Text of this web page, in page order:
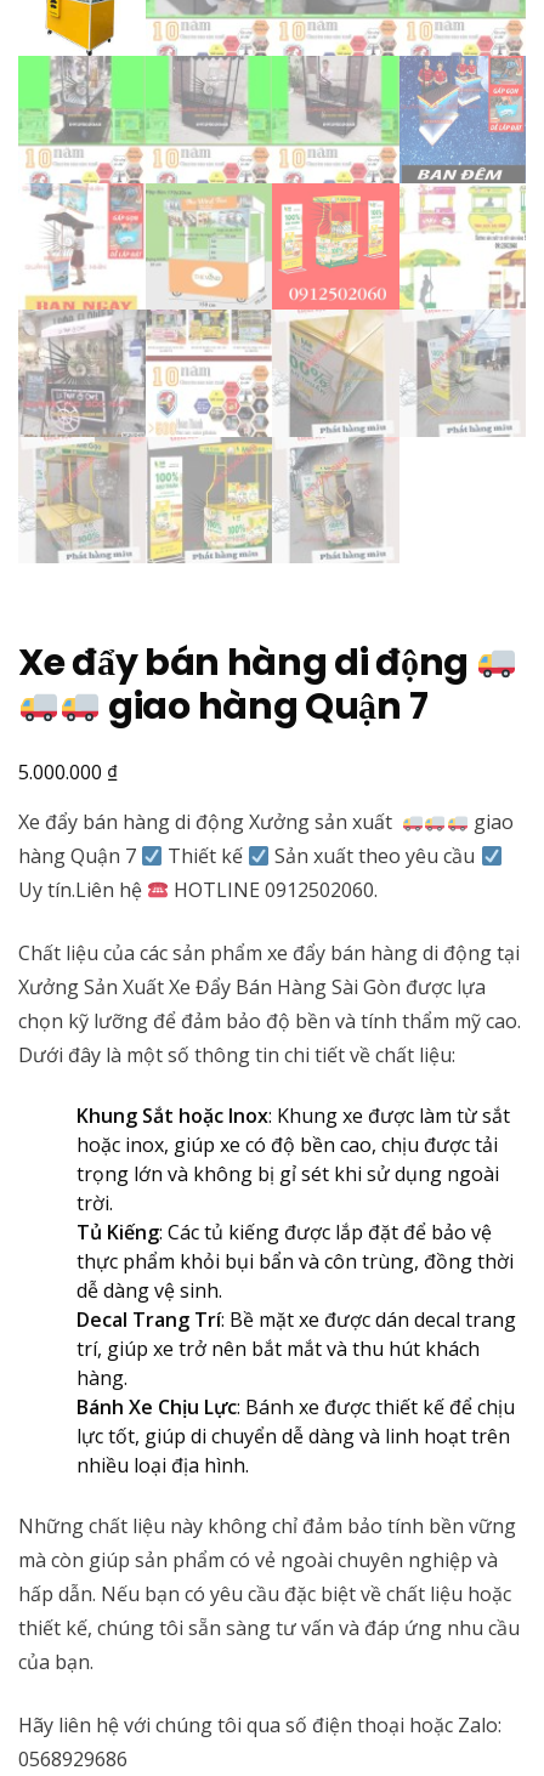
Xe đẩy bán hàng di động
giao hàng Quận 7
5.000.000 ₫
Xe đẩy bán hàng di động Xưởng sản xuất
giao
hàng Quận 7
Thiết kế
Sản xuất theo yêu cầu
Uy tín.Liên hệ
HOTLINE 0912502060.
Chất liệu của các sản phẩm xe đẩy bán hàng di động tại
Xưởng Sản Xuất Xe Đẩy Bán Hàng Sài Gòn được lựa
chọn kỹ lưỡng để đảm bảo độ bền và tính thẩm mỹ cao.
Dưới đây là một số thông tin chi tiết về chất liệu:
Khung Sắt hoặc Inox: Khung xe được làm từ sắt
hoặc inox, giúp xe có độ bền cao, chịu được tải
trọng lớn và không bị gỉ sét khi sử dụng ngoài
trời.
Tủ Kiếng: Các tủ kiếng được lắp đặt để bảo vệ
thực phẩm khỏi bụi bẩn và côn trùng, đồng thời
dễ dàng vệ sinh.
Decal Trang Trí: Bề mặt xe được dán decal trang
trí, giúp xe trở nên bắt mắt và thu hút khách
hàng.
Bánh Xe Chịu Lực: Bánh xe được thiết kế để chịu
lực tốt, giúp di chuyển dễ dàng và linh hoạt trên
nhiều loại địa hình.
Những chất liệu này không chỉ đảm bảo tính bền vững
mà còn giúp sản phẩm có vẻ ngoài chuyên nghiệp và
hấp dẫn. Nếu bạn có yêu cầu đặc biệt về chất liệu hoặc
thiết kế, chúng tôi sẵn sàng tư vấn và đáp ứng nhu cầu
của bạn.
Hãy liên hệ với chúng tôi qua số điện thoại hoặc Zalo:
0568929686